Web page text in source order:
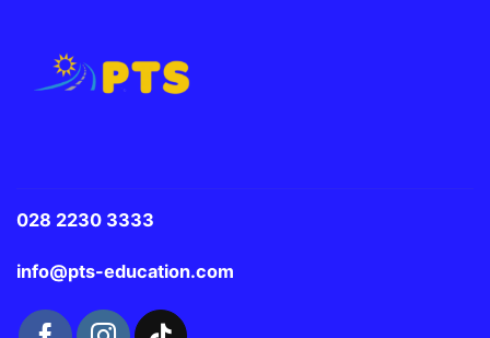
028 2230 3333
info@pts-education.com